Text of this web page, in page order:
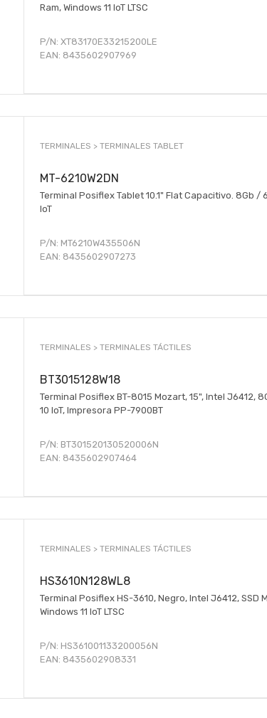
Ram, Windows 11 IoT LTSC
P/N: XT83170E33215200LE
EAN: 8435602907969
TERMINALES > TERMINALES TABLET
MT-6210W2DN
Terminal Posiflex Tablet 10.1" Flat Capacitivo. 8Gb /
IoT
P/N: MT6210W435506N
EAN: 8435602907273
TERMINALES > TERMINALES TÁCTILES
BT3015128W18
Terminal Posiflex BT-8015 Mozart, 15", Intel J6412,
10 IoT, Impresora PP-7900BT
P/N: BT301520130520006N
EAN: 8435602907464
TERMINALES > TERMINALES TÁCTILES
HS3610N128WL8
Terminal Posiflex HS-3610, Negro, Intel J6412, SSD
Windows 11 IoT LTSC
P/N: HS361001133200056N
EAN: 8435602908331